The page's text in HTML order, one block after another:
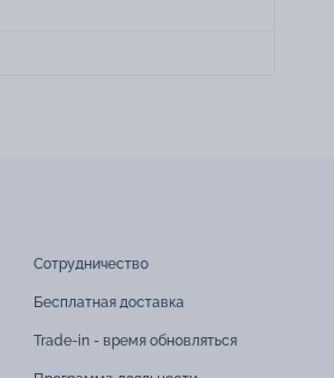
Сотрудничество
Бесплатная доставка
Trade-in - время обновляться